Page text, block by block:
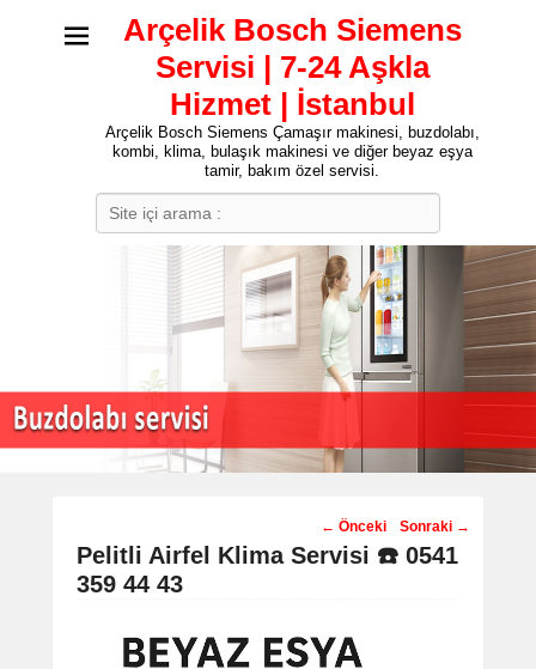
Arçelik Bosch Siemens
Servisi | 7-24 Aşkla
Hizmet | İstanbul
Arçelik Bosch Siemens Çamaşır makinesi, buzdolabı,
kombi, klima, bulaşık makinesi ve diğer beyaz eşya
tamir, bakım özel servisi.
Post
navigation
← Önceki Sonraki →
Pelitli Airfel Klima Servisi ☎️ 0541
359 44 43